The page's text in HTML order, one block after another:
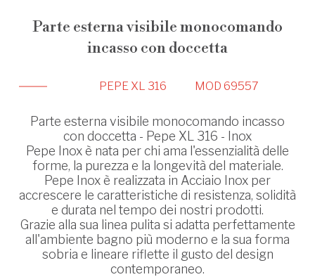
Parte esterna visibile monocomando
incasso con doccetta
PEPE XL 316 MOD 69557
Parte esterna visibile monocomando incasso
con doccetta - Pepe XL 316 - Inox
Pepe Inox è nata per chi ama l'essenzialità delle
forme, la purezza e la longevità del materiale.
Pepe Inox è realizzata in Acciaio Inox per
accrescere le caratteristiche di resistenza, solidità
e durata nel tempo dei nostri prodotti.
Grazie alla sua linea pulita si adatta perfettamente
all'ambiente bagno più moderno e la sua forma
sobria e lineare riflette il gusto del design
contemporaneo.